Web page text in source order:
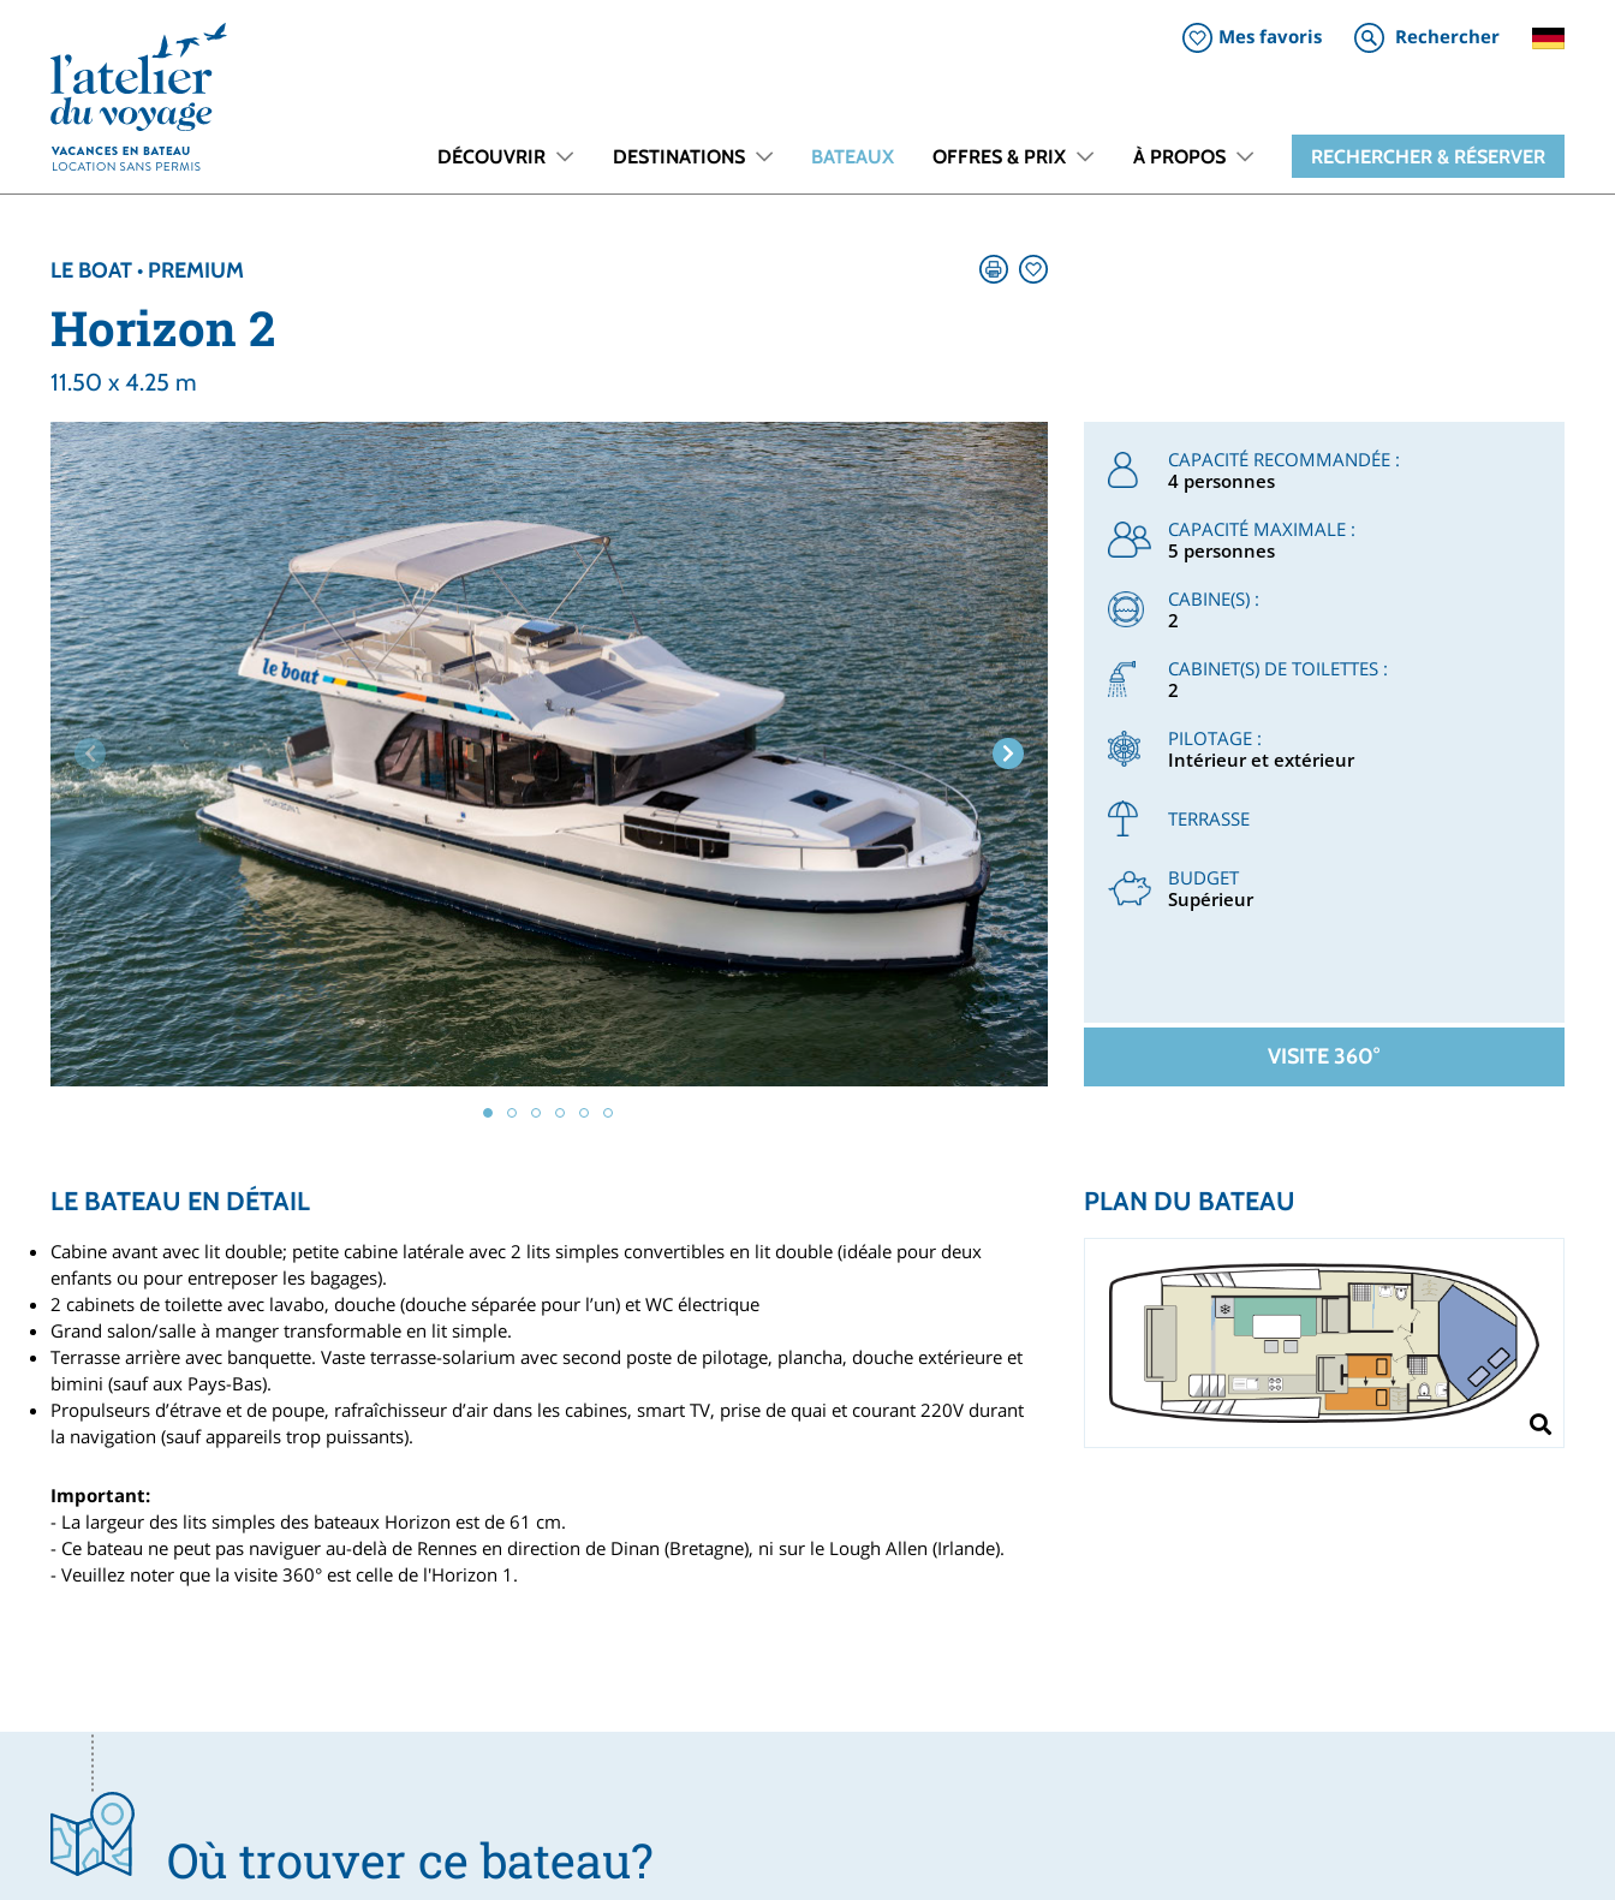
Mes favoris Rechercher
DÉCOUVRIR DESTINATIONS BATEAUX OFFRES & PRIX À PROPOS RECHERCHER & RÉSERVER
LE BOAT • PREMIUM
Horizon 2
11.50 x 4.25 m
CAPACITÉ RECOMMANDÉE :
4 personnes
CAPACITÉ MAXIMALE :
5 personnes
CABINE(S) :
2
CABINET(S) DE TOILETTES :
2
PILOTAGE :
Intérieur et extérieur
TERRASSE
BUDGET
Supérieur
VISITE 360°
LE BATEAU EN DÉTAIL
Cabine avant avec lit double; petite cabine latérale avec 2 lits simples convertibles en lit double (idéale pour deux
enfants ou pour entreposer les bagages).
2 cabinets de toilette avec lavabo, douche (douche séparée pour l’un) et WC électrique
Grand salon/salle à manger transformable en lit simple.
Terrasse arrière avec banquette. Vaste terrasse-solarium avec second poste de pilotage, plancha, douche extérieure et
bimini (sauf aux Pays-Bas).
Propulseurs d’étrave et de poupe, rafraîchisseur d’air dans les cabines, smart TV, prise de quai et courant 220V durant
la navigation (sauf appareils trop puissants).
Important:
- La largeur des lits simples des bateaux Horizon est de 61 cm.
- Ce bateau ne peut pas naviguer au-delà de Rennes en direction de Dinan (Bretagne), ni sur le Lough Allen (Irlande).
- Veuillez noter que la visite 360° est celle de l'Horizon 1.
PLAN DU BATEAU
Où trouver ce bateau?
Panneau de gestion des cookies